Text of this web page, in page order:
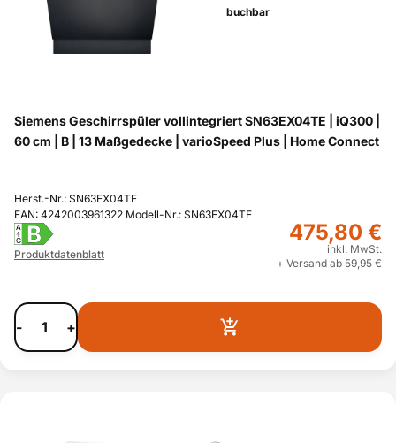
buchbar
Siemens Geschirrspüler vollintegriert SN63EX04TE | iQ300 |
60 cm | B | 13 Maßgedecke | varioSpeed Plus | Home Connect
Herst.-Nr.: SN63EX04TE
EAN: 4242003961322 Modell-Nr.: SN63EX04TE
A
G B
Produktdatenblatt
475,80 €
inkl. MwSt.
+ Versand ab 59,95 €
- +